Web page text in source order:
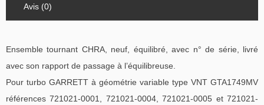
Avis (0)
Ensemble tournant CHRA, neuf, équilibré, avec n° de série, livré
avec son rapport de passage à l’équilibreuse.
Pour turbo GARRETT à géométrie variable type VNT GTA1749MV
références 721021-0001, 721021-0004, 721021-0005 et 721021-